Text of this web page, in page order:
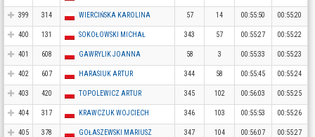
399 314 WIERCIŃSKA KAROLINA 57 14 00:55:50 00:55:20
400 131 SOKOŁOWSKI MICHAŁ 343 57 00:55:27 00:55:22
401 608 GAWRYLIK JOANNA 58 3 00:55:33 00:55:23
402 607 HARASIUK ARTUR 344 58 00:55:45 00:55:24
403 420 TOPOLEWICZ ARTUR 345 102 00:56:03 00:55:25
404 317 KRAWCZUK WOJCIECH 346 103 00:55:53 00:55:26
405 378 GOŁASZEWSKI MARIUSZ 347 104 00:56:07 00:55:27